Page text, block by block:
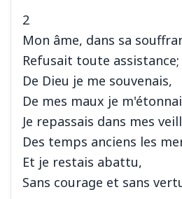
2
Mon âme, dans sa
Refusait toute assistance;
De Dieu je me souvenais,
De mes maux je
Je repassais dans mes
Des temps anciens les
Et je restais abattu,
Sans courage et sans